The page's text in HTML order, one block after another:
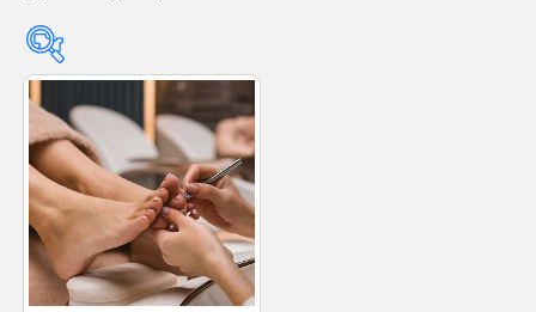
Product categories
Product categories
Product tags